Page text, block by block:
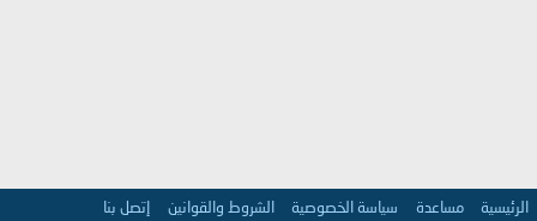
الرئيسية مساعدة سياسة الخصوصية الشروط والقوانين إتصل بنا